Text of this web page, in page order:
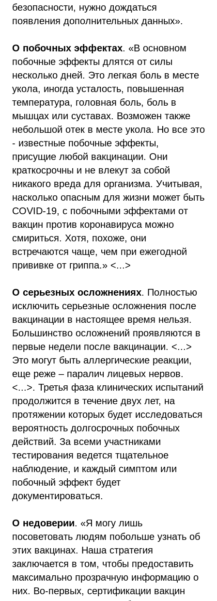
безопасности, нужно дождаться
появления дополнительных данных».
О побочных эффектах. «В основном
побочные эффекты длятся от силы
несколько дней. Это легкая боль в месте
укола, иногда усталость, повышенная
температура, головная боль, боль в
мышцах или суставах. Возможен также
небольшой отек в месте укола. Но все это
- известные побочные эффекты,
присущие любой вакцинации. Они
краткосрочны и не влекут за собой
никакого вреда для организма. Учитывая,
насколько опасным для жизни может быть
COVID-19, с побочными эффектами от
вакцин против коронавируса можно
смириться. Хотя, похоже, они
встречаются чаще, чем при ежегодной
прививке от гриппа.» <...>
О серьезных осложнениях. Полностью
исключить cерьезные осложнения после
вакцинации в настоящее время нельзя.
Большинство осложнений проявляются в
первые недели после вакцинации. <...>
Это могут быть аллергические реакции,
еще реже – паралич лицевых нервов.
<...>. Третья фаза клинических испытаний
продолжится в течение двух лет, на
протяжении которых будет исследоваться
вероятность долгосрочных побочных
действий. За всеми участниками
тестирования ведется тщательное
наблюдение, и каждый симптом или
побочный эффект будет
документироваться.
О недоверии. «Я могу лишь
посоветовать людям побольше узнать об
этих вакцинах. Наша стратегия
заключается в том, чтобы предоставить
максимально прозрачную информацию о
них. Во-первых, сертификации вакцин